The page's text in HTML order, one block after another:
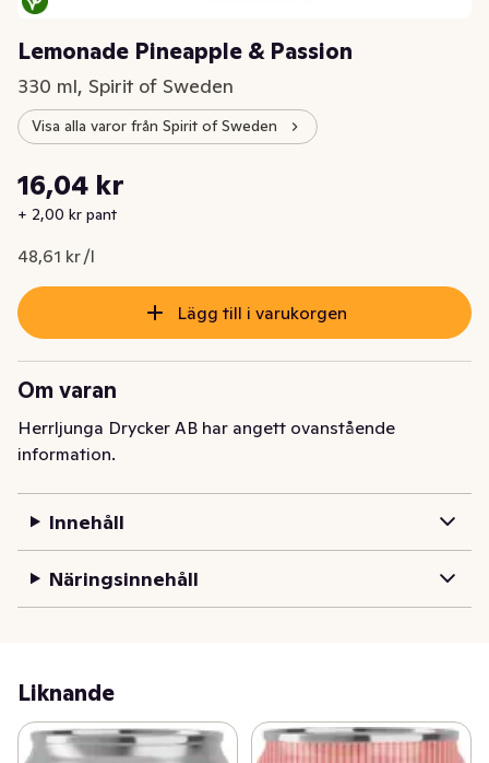
Lemonade Pineapple & Passion
330 ml, Spirit of Sweden
Visa alla varor från Spirit of Sweden
Nuvarande pris är: 16,04 kr
16,04 kr
+ 2,00 kr pant
48,61 kr /l
Styckpris: 48,61 kr /l
Lägg till i varukorgen
Om varan
Herrljunga Drycker AB har angett ovanstående
information.
Innehåll
Näringsinnehåll
Liknande